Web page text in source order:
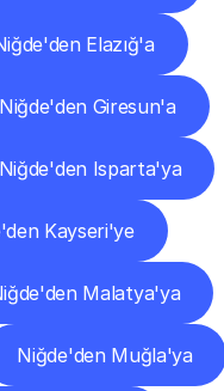
Elazığ'a
Niğde'den Giresun'a
Niğde'den Isparta'ya
Kayseri'ye
Malatya'ya
Niğde'den Muğla'ya